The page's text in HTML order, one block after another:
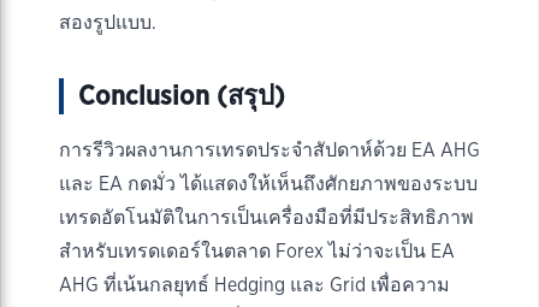
สองรูปแบบ.
Conclusion (สรุป)
การรีวิวผลงานการเทรดประจำสัปดาห์ด้วย EA AHG
และ EA กดมั่ว ได้แสดงให้เห็นถึงศักยภาพของระบบ
เทรดอัตโนมัติในการเป็นเครื่องมือที่มีประสิทธิภาพ
สำหรับเทรดเดอร์ในตลาด Forex ไม่ว่าจะเป็น EA
AHG ที่เน้นกลยุทธ์ Hedging และ Grid เพื่อความ